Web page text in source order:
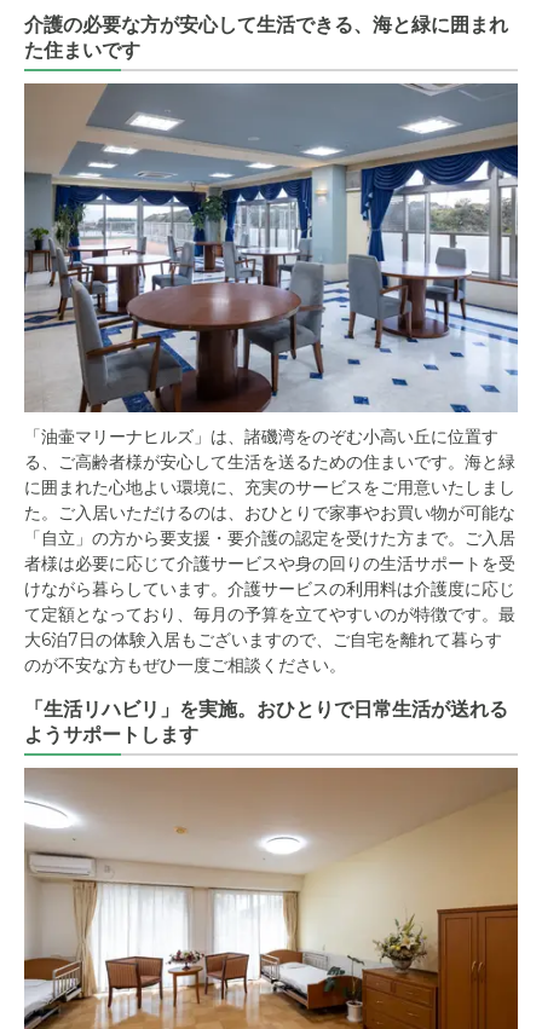
介護の必要な方が安心して生活できる、海と緑に囲まれ
た住まいです
「油壷マリーナヒルズ」は、諸磯湾をのぞむ小高い丘に位置す
る、ご高齢者様が安心して生活を送るための住まいです。海と緑
に囲まれた心地よい環境に、充実のサービスをご用意いたしまし
た。ご入居いただけるのは、おひとりで家事やお買い物が可能な
「自立」の方から要支援・要介護の認定を受けた方まで。ご入居
者様は必要に応じて介護サービスや身の回りの生活サポートを受
けながら暮らしています。介護サービスの利用料は介護度に応じ
て定額となっており、毎月の予算を立てやすいのが特徴です。最
大6泊7日の体験入居もございますので、ご自宅を離れて暮らす
のが不安な方もぜひ一度ご相談ください。
「生活リハビリ」を実施。おひとりで日常生活が送れる
ようサポートします